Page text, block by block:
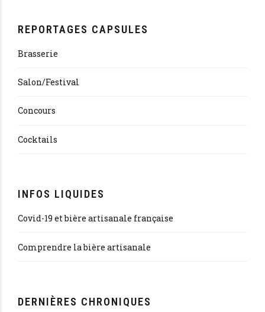
REPORTAGES CAPSULES
Brasserie
Salon/Festival
Concours
Cocktails
INFOS LIQUIDES
Covid-19 et bière artisanale française
Comprendre la bière artisanale
DERNIÈRES CHRONIQUES